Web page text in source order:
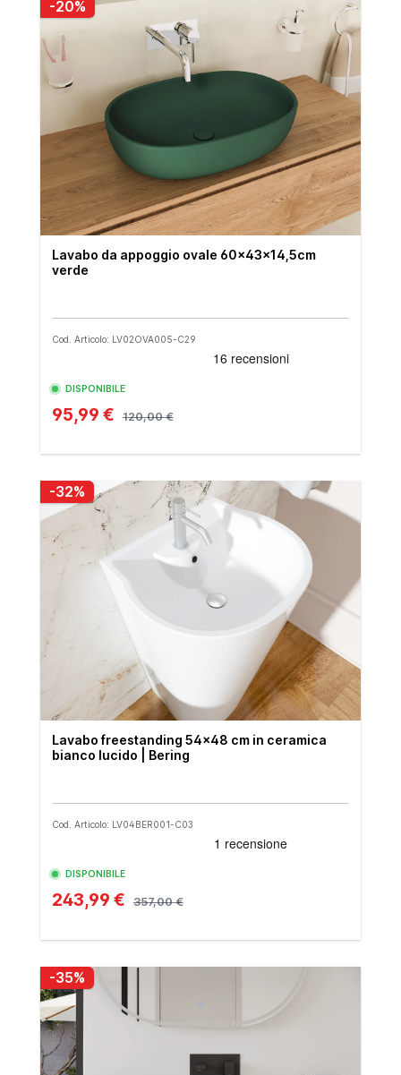
-20%
Lavabo da appoggio ovale 60x43x14,5cm
verde
Cod. Articolo: LV02OVA005-C29
DISPONIBILE
95,99 € 120,00 €
-32%
Lavabo freestanding 54x48 cm in ceramica
bianco lucido | Bering
Cod. Articolo: LV04BER001-C03
DISPONIBILE
243,99 € 357,00 €
-35%